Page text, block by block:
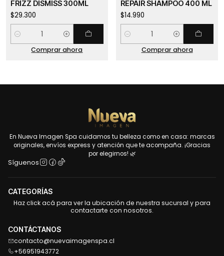
FRIZZ DISMISS 300ML
$29.300
Cantidad
Comprar ahora
REPAIR SHAMPOO 400 ML
$14.990
Cantidad
Comprar ahora
En Nueva Imagen Spa cuidamos tu belleza como en casa: marcas
originales, envíos express y atención que te acompaña. ¡Gracias
por elegirnos! 🌿
Síguenos
CATEGORÍAS
Haz click acá para ver la ubicación de nuestra sucursal y para
contactarte con nosotros.
CONTÁCTANOS
contacto@nuevaimagenspa.cl
+56951943772